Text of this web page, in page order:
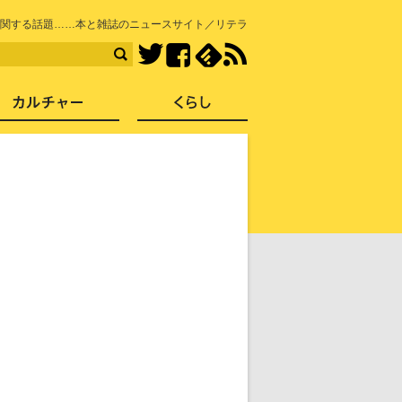
する話題……本と雑誌のニュースサイト／リテラ
TwitterFacebook
社会